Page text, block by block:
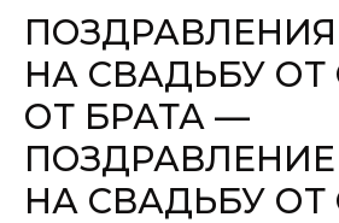
ПОЗДРАВЛЕНИЯ
НА СВАДЬБУ ОТ
ОТ БРАТА —
ПОЗДРАВЛЕНИЕ
НА СВАДЬБУ ОТ